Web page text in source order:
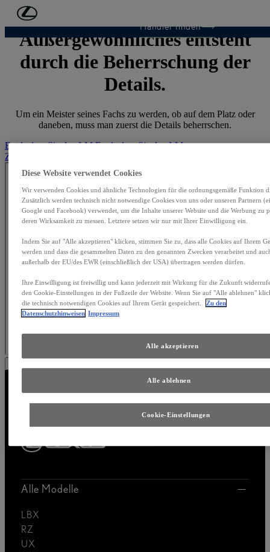
Zum Hauptinhalt springen
Händler finden
Außergewöhnliches entsteht
durch die Beherrschung der
Details.
Um ein Meister seines Fachs zu werden, ob auf dem Platz oder
daneben, muss man zuerst die Details beherrschen.
Entdecken Sie den LMEntdecken Sie den LM
Zurück zu Tennis
Thank you for visiting
Alle Modelle
LBX
RZ
UX
Diese Website verwendet Cookies
Wir verwenden Cookies und ähnliche Technologien für die ordnungsgemäße Funktion
Zusätzlich werden technisch nicht notwendige Cookies von uns oder unseren Partnern
Google und Facebook) verwendet, um die Inhalte unserer Website und die Werbung zu
deren Wirksamkeit zu messen. Letztere setzen wir nur mit Ihrer Einwilligung ein.
Indem Sie auf "Alle akzeptieren" klicken, stimmen Sie zu, dass alle Cookies auf Ihrem
werden und dass die gesammelten Daten zu den genannten Zwecken verarbeitet und
außerhalb der EU/des EWR (einschließlich der USA) übertragen werden dürfen.
Ihre Einwilligung ist freiwillig und kann jederzeit mit Wirkung für die Zukunft
den Cookie-Einstellungen in der Fußzeile der Website. Wenn Sie auf "Alle ablehnen"
die technisch notwendigen Cookies auf Ihrem Gerät gespeichert.
Zu den
Datenschutzhinweisen Impressum
Cookie-Einstellungen
Alle ablehnen
Alle akzeptieren